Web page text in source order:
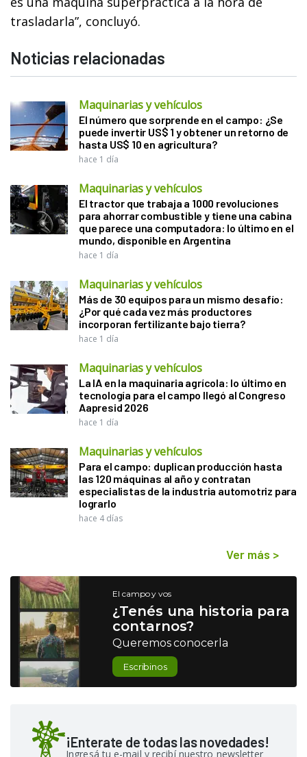
trasladarla”, concluyó.
Noticias relacionadas
Maquinarias y vehículos
El número que sorprende en el campo: ¿Se
puede invertir US$ 1 y obtener un retorno de
hasta US$ 10 en agricultura?
hace 1 día
Maquinarias y vehículos
El tractor que trabaja a 1000 revoluciones
para ahorrar combustible y tiene una cabina
que parece una computadora: lo último en el
mundo, disponible en Argentina
hace 1 día
Maquinarias y vehículos
Más de 30 equipos para un mismo desafío:
¿Por qué cada vez más productores
incorporan fertilizante bajo tierra?
hace 1 día
Maquinarias y vehículos
La IA en la maquinaria agrícola: lo último en
tecnología para el campo llegó al Congreso
Aapresid 2026
hace 1 día
Maquinarias y vehículos
Para el campo: duplican producción hasta
las 120 máquinas al año y contratan
especialistas de la industria automotriz para
lograrlo
hace 4 días
Ver más >
El campo y vos
¿Tenés una historia para
contarnos?
Queremos conocerla
Escribinos
¡Enterate de todas las novedades!
Ingresá tu e-mail y recibí nuestro newsletter